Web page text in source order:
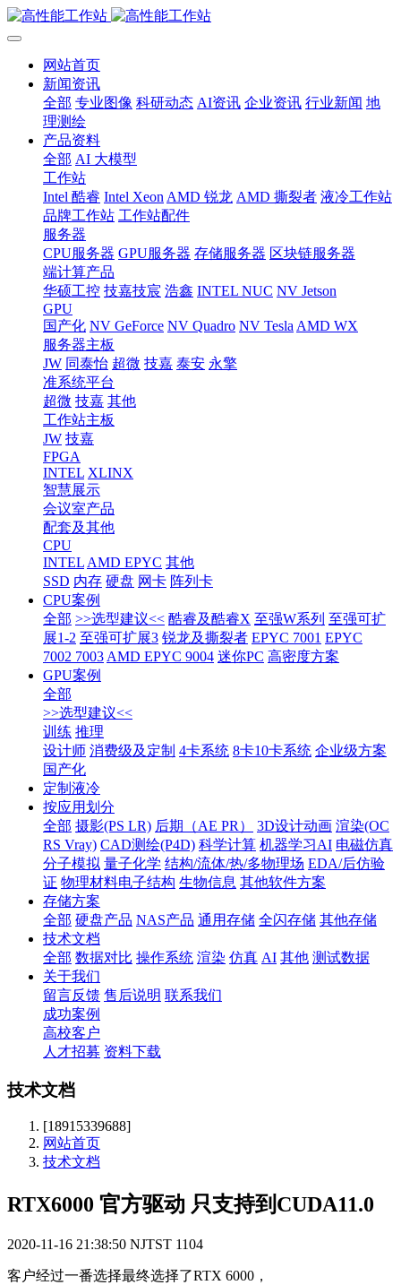
网站首页
新闻资讯
全部 专业图像 科研动态 AI资讯 企业资讯 行业新闻 地
理测绘
产品资料
全部 AI 大模型
工作站
Intel 酷睿 Intel Xeon AMD 锐龙 AMD 撕裂者 液冷工作站
品牌工作站 工作站配件
服务器
CPU服务器 GPU服务器 存储服务器 区块链服务器
端计算产品
华硕工控 技嘉技宸 浩鑫 INTEL NUC NV Jetson
GPU
国产化 NV GeForce NV Quadro NV Tesla AMD WX
服务器主板
JW 同泰怡 超微 技嘉 泰安 永擎
准系统平台
超微 技嘉 其他
工作站主板
JW 技嘉
FPGA
INTEL XLINX
智慧展示
会议室产品
配套及其他
CPU
INTEL AMD EPYC 其他
SSD 内存 硬盘 网卡 阵列卡
CPU案例
全部 >>选型建议<< 酷睿及酷睿X 至强W系列 至强可扩
展1-2 至强可扩展3 锐龙及撕裂者 EPYC 7001 EPYC
7002 7003 AMD EPYC 9004 迷你PC 高密度方案
GPU案例
全部
>>选型建议<<
训练 推理
设计师 消费级及定制 4卡系统 8卡10卡系统 企业级方案
国产化
定制液冷
按应用划分
全部 摄影(PS LR) 后期（AE PR） 3D设计动画 渲染(OC
RS Vray) CAD测绘(P4D) 科学计算 机器学习AI 电磁仿真
分子模拟 量子化学 结构/流体/热/多物理场 EDA/后仿验
证 物理材料电子结构 生物信息 其他软件方案
存储方案
全部 硬盘产品 NAS产品 通用存储 全闪存储 其他存储
技术文档
全部 数据对比 操作系统 渲染 仿真 AI 其他 测试数据
关于我们
留言反馈 售后说明 联系我们
成功案例
高校客户
人才招募 资料下载
技术文档
[18915339688]
网站首页
技术文档
RTX6000 官方驱动 只支持到CUDA11.0
2020-11-16 21:38:50 NJTST 1104
客户经过一番选择最终选择了RTX 6000，